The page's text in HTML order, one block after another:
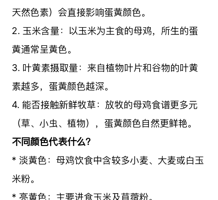
天然色素）会直接影响蛋黄颜色。
2. 玉米含量：以玉米为主食的母鸡，所生的蛋
黄通常呈黄色。
3. 叶黄素摄取量：来自植物叶片和谷物的叶黄
素越多，蛋黄颜色越深。
4. 能否接触新鲜牧草：放牧的母鸡食谱更多元
（草、小虫、植物），蛋黄颜色自然更鲜艳。
不同颜色代表什么？
* 淡黄色：母鸡饮食中含较多小麦、大麦或白玉
米粉。
* 亮黄色：主要进食玉米及苜蓿粉。